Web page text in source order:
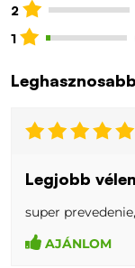
2
1
Legjobb
super
AJÁNLOM